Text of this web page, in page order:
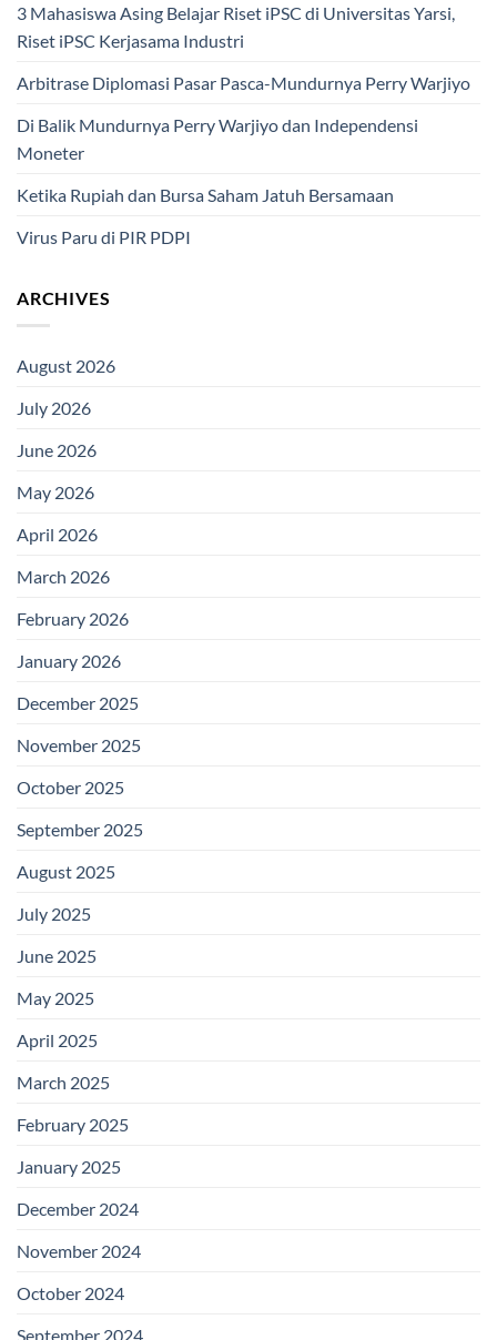
3 Mahasiswa Asing Belajar Riset iPSC di Universitas Yarsi,
Riset iPSC Kerjasama Industri
Arbitrase Diplomasi Pasar Pasca-Mundurnya Perry Warjiyo
Di Balik Mundurnya Perry Warjiyo dan Independensi
Moneter
Ketika Rupiah dan Bursa Saham Jatuh Bersamaan
Virus Paru di PIR PDPI
ARCHIVES
August 2026
July 2026
June 2026
May 2026
April 2026
March 2026
February 2026
January 2026
December 2025
November 2025
October 2025
September 2025
August 2025
July 2025
June 2025
May 2025
April 2025
March 2025
February 2025
January 2025
December 2024
November 2024
October 2024
September 2024